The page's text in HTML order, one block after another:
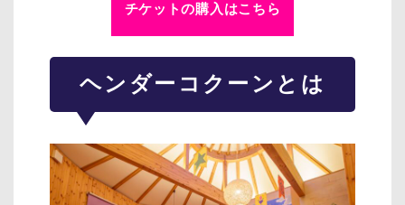
チケットの購入はこちら
ヘンダーコクーンとは